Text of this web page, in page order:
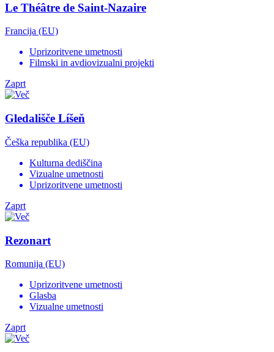
Le Théâtre de Saint-Nazaire
Francija (EU)
Uprizoritvene umetnosti
Filmski in avdiovizualni projekti
Zaprt
Gledališče Líšeň
Češka republika (EU)
Kulturna dediščina
Vizualne umetnosti
Uprizoritvene umetnosti
Zaprt
Rezonart
Romunija (EU)
Uprizoritvene umetnosti
Glasba
Vizualne umetnosti
Zaprt